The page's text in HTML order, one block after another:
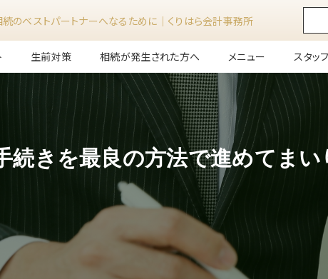
続のベストパートナーへなるために｜くりはら会計事務所
生前対策 相続が発生された方へ メニュー スタッ
続きを最良の方法で進めてまい